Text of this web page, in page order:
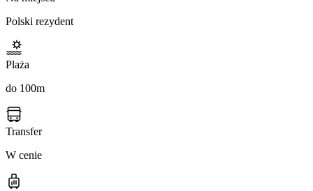
Polski rezydent
Plaża
do 100m
Transfer
W cenie